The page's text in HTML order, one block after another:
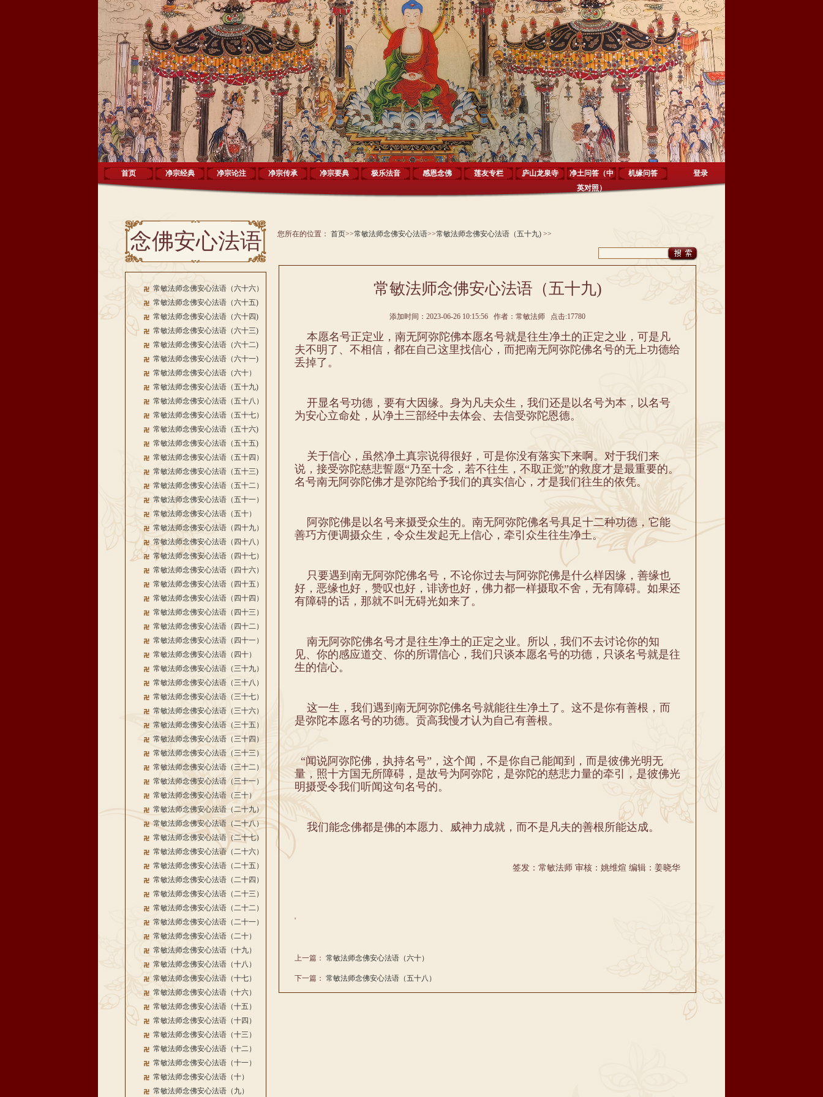
首页 净宗经典 净宗论注 净宗传承 净宗要典 极乐法音 感恩念佛 莲友专栏 庐山龙泉寺
净土问答（中
英对照）
机缘问答 登录
念佛安心法语
常敏法师念佛安心法语（六十六）
常敏法师念佛安心法语（六十五)
常敏法师念佛安心法语（六十四)
常敏法师念佛安心法语（六十三)
常敏法师念佛安心法语（六十二)
常敏法师念佛安心法语（六十一)
常敏法师念佛安心法语（六十）
常敏法师念佛安心法语（五十九)
常敏法师念佛安心法语（五十八）
常敏法师念佛安心法语（五十七）
常敏法师念佛安心法语（五十六)
常敏法师念佛安心法语（五十五)
常敏法师念佛安心法语（五十四）
常敏法师念佛安心法语（五十三)
常敏法师念佛安心法语（五十二）
常敏法师念佛安心法语（五十一）
常敏法师念佛安心法语（五十）
常敏法师念佛安心法语（四十九）
常敏法师念佛安心法语（四十八）
常敏法师念佛安心法语（四十七）
常敏法师念佛安心法语（四十六）
常敏法师念佛安心法语（四十五）
常敏法师念佛安心法语（四十四）
常敏法师念佛安心法语（四十三）
常敏法师念佛安心法语（四十二）
常敏法师念佛安心法语（四十一）
常敏法师念佛安心法语（四十）
常敏法师念佛安心法语（三十九）
常敏法师念佛安心法语（三十八）
常敏法师念佛安心法语（三十七）
常敏法师念佛安心法语（三十六）
常敏法师念佛安心法语（三十五）
常敏法师念佛安心法语（三十四）
常敏法师念佛安心法语（三十三）
常敏法师念佛安心法语（三十二）
常敏法师念佛安心法语（三十一）
常敏法师念佛安心法语（三十）
常敏法师念佛安心法语（二十九）
常敏法师念佛安心法语（二十八）
常敏法师念佛安心法语（二十七）
常敏法师念佛安心法语（二十六）
常敏法师念佛安心法语（二十五）
常敏法师念佛安心法语（二十四）
常敏法师念佛安心法语（二十三）
常敏法师念佛安心法语（二十二）
常敏法师念佛安心法语（二十一）
常敏法师念佛安心法语（二十）
常敏法师念佛安心法语（十九）
常敏法师念佛安心法语（十八）
常敏法师念佛安心法语（十七）
常敏法师念佛安心法语（十六）
常敏法师念佛安心法语（十五）
常敏法师念佛安心法语（十四）
常敏法师念佛安心法语（十三）
常敏法师念佛安心法语（十二）
常敏法师念佛安心法语（十一）
常敏法师念佛安心法语（十）
常敏法师念佛安心法语（九）
您所在的位置： 首页>>常敏法师念佛安心法语>>常敏法师念佛安心法语（五十九) >>
常敏法师念佛安心法语（五十九)
添加时间：2023-06-26 10:15:56 作者：常敏法师 点击:17780
本愿名号正定业，南无阿弥陀佛本愿名号就是往生净土的正定之业，可是凡
夫不明了、不相信，都在自己这里找信心，而把南无阿弥陀佛名号的无上功德给
丢掉了。
开显名号功德，要有大因缘。身为凡夫众生，我们还是以名号为本，以名号
为安心立命处，从净土三部经中去体会、去信受弥陀恩德。
关于信心，虽然净土真宗说得很好，可是你没有落实下来啊。对于我们来
说，接受弥陀慈悲誓愿“乃至十念，若不往生，不取正觉”的救度才是最重要的。
名号南无阿弥陀佛才是弥陀给予我们的真实信心，才是我们往生的依凭。
阿弥陀佛是以名号来摄受众生的。南无阿弥陀佛名号具足十二种功德，它能
善巧方便调摄众生，令众生发起无上信心，牵引众生往生净土。
只要遇到南无阿弥陀佛名号，不论你过去与阿弥陀佛是什么样因缘，善缘也
好，恶缘也好，赞叹也好，诽谤也好，佛力都一样摄取不舍，无有障碍。如果还
有障碍的话，那就不叫无碍光如来了。
南无阿弥陀佛名号才是往生净土的正定之业。所以，我们不去讨论你的知
见、你的感应道交、你的所谓信心，我们只谈本愿名号的功德，只谈名号就是往
生的信心。
这一生，我们遇到南无阿弥陀佛名号就能往生净土了。这不是你有善根，而
是弥陀本愿名号的功德。贡高我慢才认为自己有善根。
“闻说阿弥陀佛，执持名号”，这个闻，不是你自己能闻到，而是彼佛光明无
量，照十方国无所障碍，是故号为阿弥陀，是弥陀的慈悲力量的牵引，是彼佛光
明摄受令我们听闻这句名号的。
我们能念佛都是佛的本愿力、威神力成就，而不是凡夫的善根所能达成。
签发：常敏法师 审核：姚维煊 编辑：姜晓华
'
上一篇： 常敏法师念佛安心法语（六十）
下一篇： 常敏法师念佛安心法语（五十八）